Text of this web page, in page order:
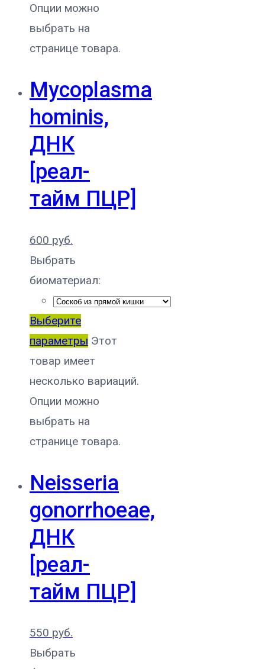
Опции можно
выбрать на
странице товара.
Mycoplasma
hominis,
ДНК
[реал-
тайм ПЦР]
600 руб.
Выбрать
биоматериал:
Выберите
параметры Этот
товар имеет
несколько вариаций.
Опции можно
выбрать на
странице товара.
Neisseria
gonorrhoeae,
ДНК
[реал-
тайм ПЦР]
550 руб.
Выбрать